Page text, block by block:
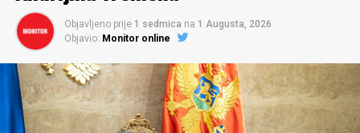
Objavljeno prije 1 sedmica na 1 Augusta, 2026
Objavio: Monitor online